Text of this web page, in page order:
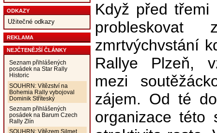
ODKAZY
Užitečné odkazy
REKLAMA
NEJČTENĚJŠÍ ČLÁNKY
Seznam přihlášených
posádek na Star Rally
Historic
SOUHRN: Vítězství na
Bohemia Rally vybojoval
Dominik Stříteský
Seznam přihlášených
posádek na Barum Czech
Rally Zlín
SOUHRN: Vítězem Silmet
Když před třemi
probleskovat
zmrtvýchvstání
Rallye Plzeň,
mezi
zájem. Od té
organizace této